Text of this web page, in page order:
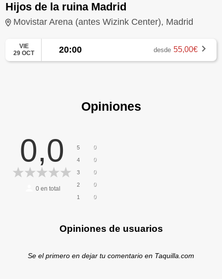
Hijos de la ruina Madrid
Movistar Arena (antes Wizink Center), Madrid
VIE
29 OCT
20:00 desde 55,00€
Opiniones
0,0
0en total
5 0
4 0
3 0
2 0
1 0
Opiniones de usuarios
Se el primero en dejar tu comentario en Taquilla.com